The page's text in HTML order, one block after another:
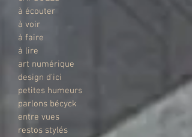
à écouter
à voir
à faire
à lire
art numérique
design d'ici
petites humeurs
parlons bécyck
entre vues
restos stylés